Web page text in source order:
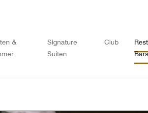
&
Signature
Suiten
Club